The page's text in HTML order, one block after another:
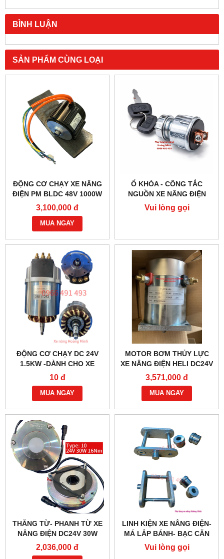
BÌNH LUẬN
SẢN PHẨM CÙNG LOẠI
ĐỘNG CƠ CHẠY XE NÂNG
ĐIỆN PM BLDC 48V 1000W
– HIỆU SUẤT CAO
3,100,000 đ
MUA NGAY
Ổ KHÓA - CÔNG TẮC
NGUỒN XE NÂNG ĐIỆN
JK404C-1
Vui lòng gọi
ĐỘNG CƠ CHẠY DC 24V
1.5KW -DÀNH CHO XE
NÂNG ĐIỆN HELI CBD30-
470 BỀN BỈ
10 đ
MUA NGAY
MOTOR BƠM THỦY LỰC
XE NÂNG ĐIỆN HELI DC24V
1.2KW- YC2412
3,571,000 đ
MUA NGAY
THẮNG TỪ- PHANH TỪ XE
NÂNG ĐIỆN DC24V 30W
G218-REB-04-10B
2,036,000 đ
LINH KIỆN XE NÂNG ĐIỆN-
MÁ LẮP BÁNH- BẠC CĂN
Vui lòng gọi